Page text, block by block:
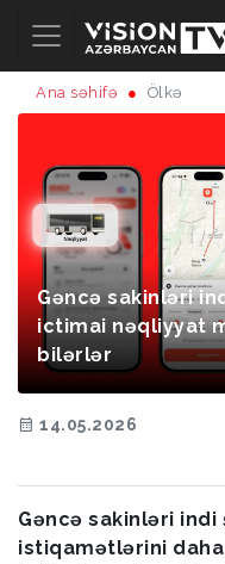
Ana səhifə Ölkə
Gəncə sakinləri
ictimai nəqliyyat
bilərlər
14.05.2026
Gəncə sakinləri indi
istiqamətlərini